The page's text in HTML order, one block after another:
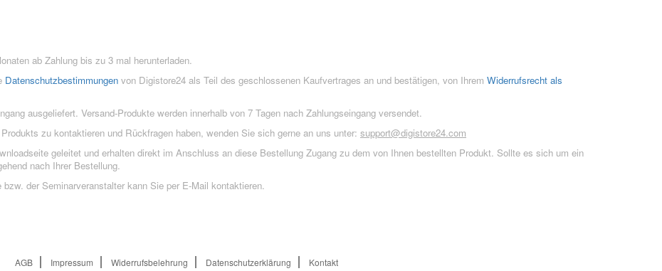
ab Zahlung bis zu 3 mal herunterladen.
Datenschutzbestimmungen von Digistore24 als Teil des geschlossenen Kaufvertrages an und bestätigen, von Ihrem Widerrufsrecht als
ausgeliefert. Versand-Produkte werden innerhalb von 7 Tagen nach Zahlungseingang versendet.
zu kontaktieren und Rückfragen haben, wenden Sie sich gerne an uns unter: support@digistore24.com
geleitet und erhalten direkt im Anschluss an diese Bestellung Zugang zu dem von Ihnen bestellten Produkt. Sollte es sich um ein
nach Ihrer Bestellung.
der Seminarveranstalter kann Sie per E-Mail kontaktieren.
AGB Impressum Widerrufsbelehrung Datenschutzerklärung Kontakt